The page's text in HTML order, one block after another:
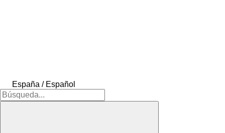
España / Español